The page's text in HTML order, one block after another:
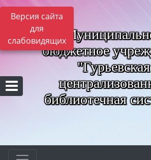
Версия сайта
для
слабовидящих
бюджетное
"Гурьевская
библиотечная